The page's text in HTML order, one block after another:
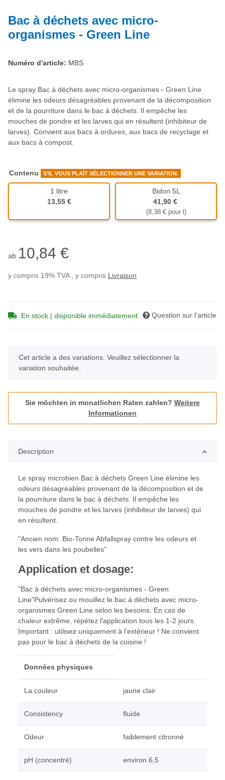
Bac à déchets avec micro-
organismes - Green Line
Numéro d'article: MBS
Le spray Bac à déchets avec micro-organismes - Green Line
élimine les odeurs désagréables provenant de la décomposition
et de la pourriture dans le bac à déchets. Il empêche les
mouches de pondre et les larves qui en résultent (inhibiteur de
larves). Convient aux bacs à ordures, aux bacs de recyclage et
aux bacs à compost.
Contenu S'IL VOUS PLAÎT SÉLECTIONNER UNE VARIATION.
1 litre
1 litre
13,55 €
Bidon 5L
Bidon 5L
41,90 €
(8,38 € pour l)
ab 10,84 €
y compris 19% TVA , y compris Livraison
En stock | disponible immédiatement Question sur l'article
x
Cet article a des variations. Veuillez sélectionner la
variation souhaitée.
Sie möchten in monatlichen Raten zahlen? Weitere
Informationen
Description
Le spray microbien Bac à déchets Green Line élimine les
odeurs désagréables provenant de la décomposition et de
la pourriture dans le bac à déchets. Il empêche les
mouches de pondre et les larves (inhibiteur de larves) qui
en résultent.
"Ancien nom: Bio-Tonne Abfallspray contre les odeurs et
les vers dans les poubelles"
Application et dosage:
"Bac à déchets avec micro-organismes - Green
Line"Pulvérisez ou mouillez le bac à déchets avec micro-
organismes Green Line selon les besoins. En cas de
chaleur extrême, répétez l'application tous les 1-2 jours.
Important : utilisez uniquement à l'extérieur ! Ne convient
pas pour le bac à déchets de la cuisine !
Données physiques
La couleur jaune clair
Consistency fluide
Odeur faiblement citronné
pH (concentré) environ 6,5